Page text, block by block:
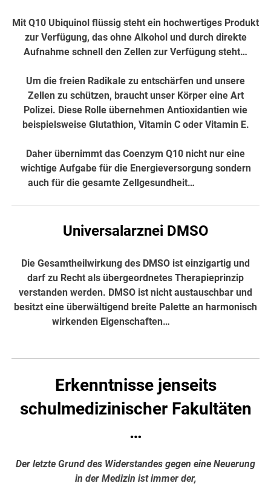
Mit Q10 Ubiquinol flüssig steht ein hochwertiges Produkt
zur Verfügung, das ohne Alkohol und durch direkte
Aufnahme schnell den Zellen zur Verfügung steht…
Um die freien Radikale zu entschärfen und unsere
Zellen zu schützen, braucht unser Körper eine Art
Polizei. Diese Rolle übernehmen Antioxidantien wie
beispielsweise Glutathion, Vitamin C oder Vitamin E.
Daher übernimmt das Coenzym Q10 nicht nur eine
wichtige Aufgabe für die Energieversorgung sondern
auch für die gesamte Zellgesundheit…
Universalarznei DMSO
Die Gesamtheilwirkung des DMSO ist einzigartig und
darf zu Recht als übergeordnetes Therapieprinzip
verstanden werden. DMSO ist nicht austauschbar und
besitzt eine überwältigend breite Palette an harmonisch
wirkenden Eigenschaften…
Erkenntnisse jenseits
schulmedizinischer Fakultäten
…
Der letzte Grund des Widerstandes gegen eine Neuerung
in der Medizin ist immer der,